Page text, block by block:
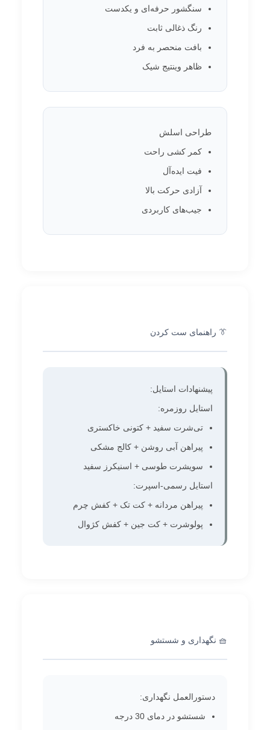
سنگشور حرفه‌ای و یکدست
رنگ ذغالی ثابت
بافت منحصر به فرد
ظاهر وینتیج شیک
طراحی اسلش
کمر کشی راحت
فیت ایده‌آل
آزادی حرکت بالا
جیب‌های کاربردی
👔 راهنمای ست کردن
پیشنهادات استایل:
استایل روزمره:
تی‌شرت سفید + کتونی خاکستری
پیراهن آبی روشن + کالج مشکی
سویشرت طوسی + اسنیکرز سفید
استایل رسمی-اسپرت:
پیراهن مردانه + کت تک + کفش چرم
پولوشرت + کت جین + کفش کژوال
🧺 نگهداری و شستشو
دستورالعمل نگهداری:
شستشو در دمای 30 درجه